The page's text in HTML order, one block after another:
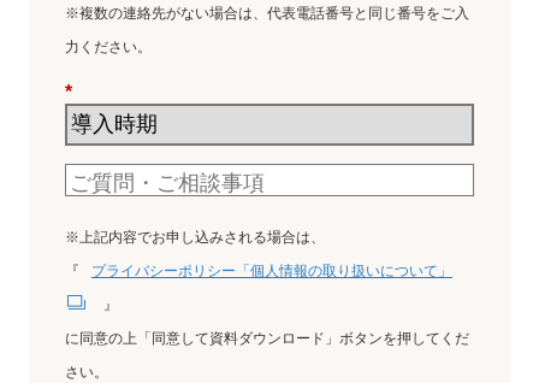
※複数の連絡先がない場合は、代表電話番号と同じ番号をご入
力ください。
*
※上記内容でお申し込みされる場合は、
『
プライバシーポリシー「個人情報の取り扱いについて」
』
に同意の上「同意して資料ダウンロード」ボタンを押してくだ
さい。